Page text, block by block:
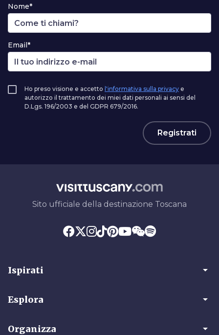
Nome*
Email*
Ho preso visione e accetto l'informativa sulla privacy e
autorizzo il trattamento dei miei dati personali ai sensi del
D.Lgs. 196/2003 e del GDPR 679/2016.
Registrati
Sito ufficiale della destinazione Toscana
Ispirati arrow_drop_down
Esplora arrow_drop_down
Organizza arrow_drop_down